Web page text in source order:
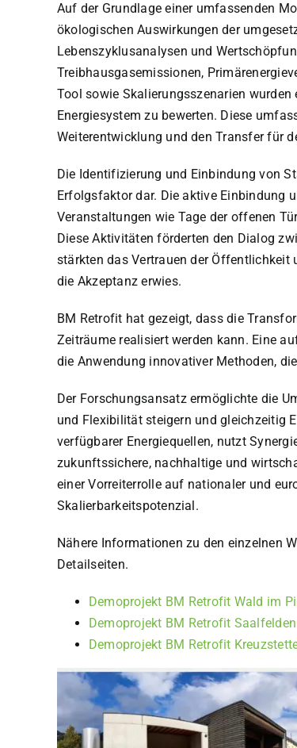
Auf der Grundlage einer umfassenden
ökologischen Auswirkungen der
Lebenszyklusanalysen und
Treibhausgasemissionen,
Tool sowie Skalierungsszenarien
Energiesystem zu bewerten. Diese
Weiterentwicklung und den Transfer für
Die Identifizierung und Einbindung von
Erfolgsfaktor dar. Die aktive Einbindung
Veranstaltungen wie Tage der offenen
Diese Aktivitäten förderten den Dialog
stärkten das Vertrauen der
die Akzeptanz erwies.
BM Retrofit hat gezeigt, dass die
Zeiträume realisiert werden kann. Eine
die Anwendung innovativer Methoden,
Der Forschungsansatz ermöglichte die
und Flexibilität steigern und gleichzeitig
verfügbarer Energiequellen, nutzt
zukunftssichere, nachhaltige und
einer Vorreiterrolle auf nationaler und
Skalierbarkeitspotenzial.
Nähere Informationen zu den einzelnen
Detailseiten.
Demoprojekt BM Retrofit Wald im
Demoprojekt BM Retrofit Saalfelden
Demoprojekt BM Retrofit